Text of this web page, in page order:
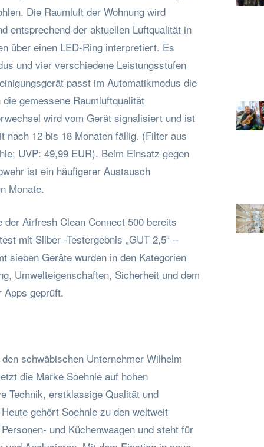
Die Raumluft der Wohnung wird
entsprechend der aktuellen Luftqualität in
über einen LED-Ring interpretiert. Es
und vier verschiedene Leistungsstufen
passt im Automatikmodus die
gemessene Raumluftqualität
wird vom Gerät signalisiert und ist
nach 12 bis 18 Monaten fällig. (Filter aus
UVP: 49,99 EUR). Beim Einsatz gegen
ist ein häufigerer Austausch
Monate.
der Airfresh Clean Connect 500 bereits
mit Silber -Testergebnis „GUT 2,5“ –
sieben Geräte wurden in den Kategorien
Umwelteigenschaften, Sicherheit und dem
Apps geprüft.
schwäbischen Unternehmer Wilhelm
die Marke Soehnle auf hohen
Technik, erstklassige Qualität und
gehört Soehnle zu den weltweit
und Küchenwaagen und steht für